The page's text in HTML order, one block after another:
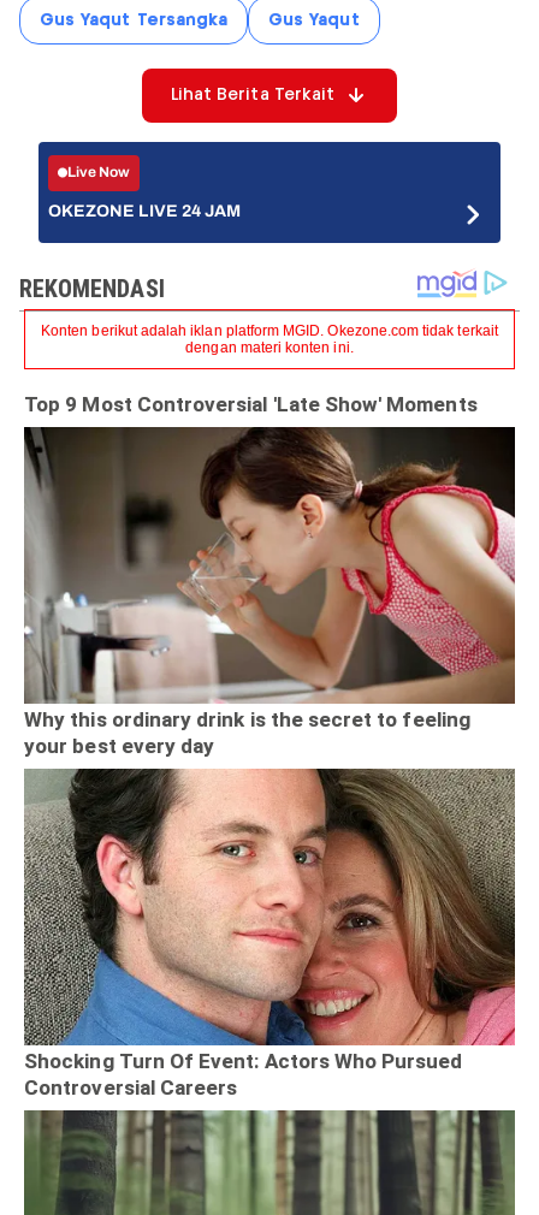
Gus Yaqut Tersangka Gus Yaqut
Lihat Berita Terkait
Live Now
OKEZONE LIVE 24 JAM